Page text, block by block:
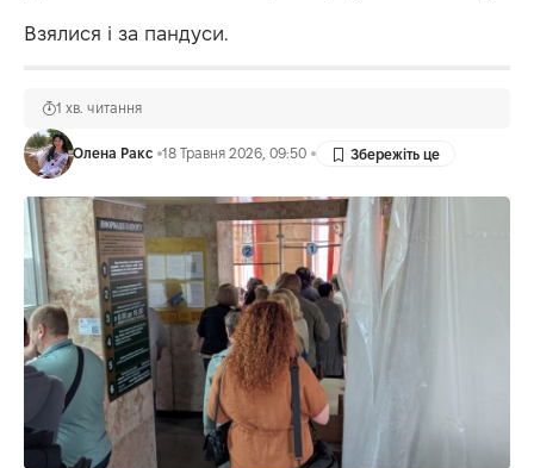
Взялися і за пандуси.
Олена Ракс 18 Травня 2026, 09:50
1 хв. читання